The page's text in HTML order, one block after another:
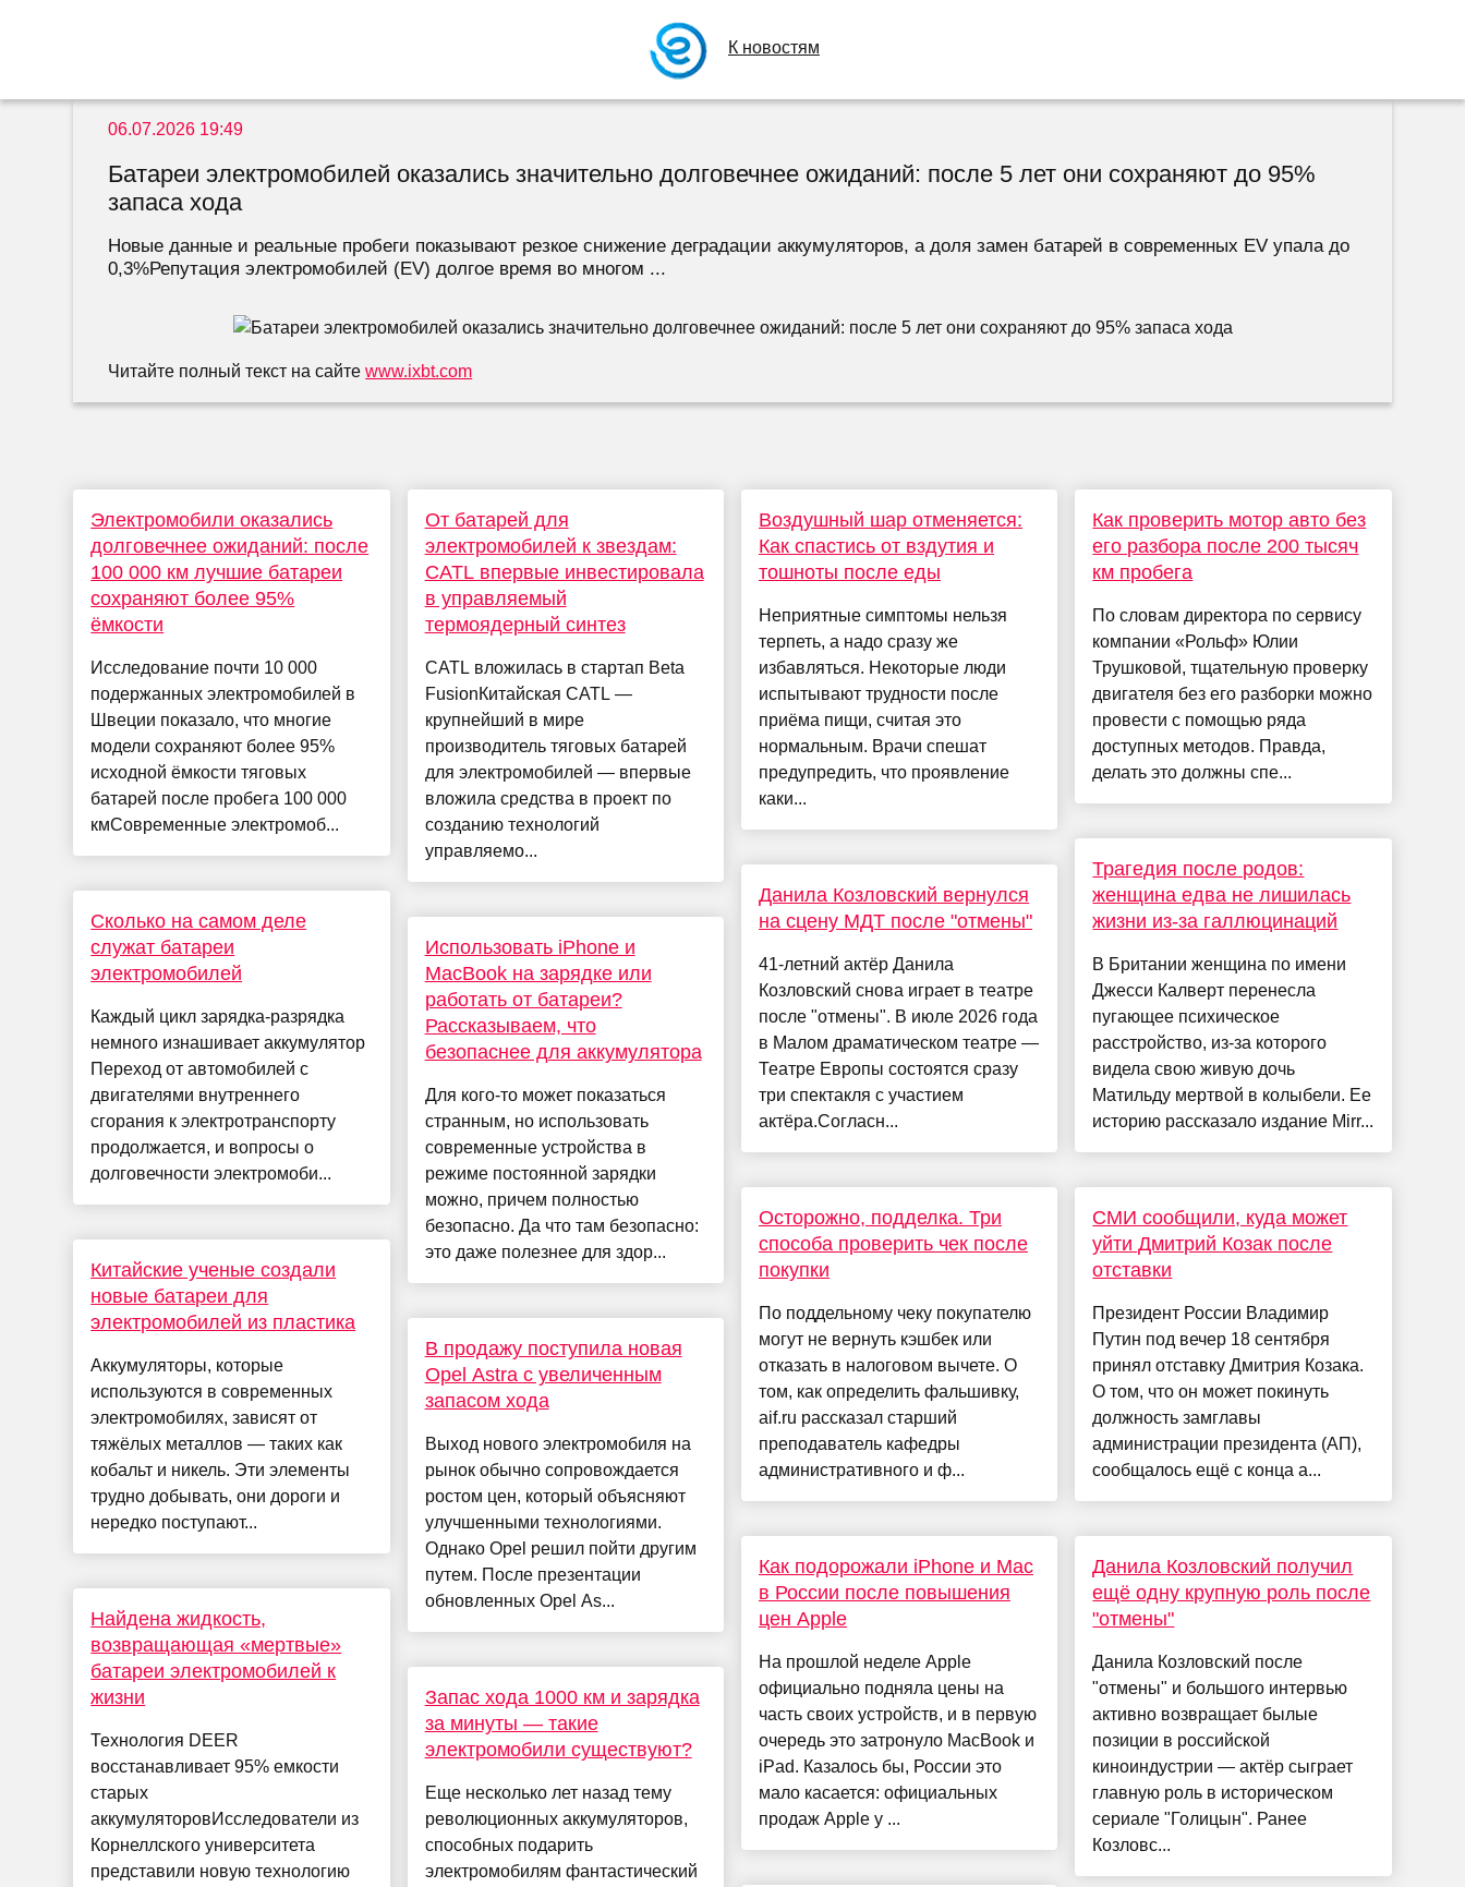
К новостям
06.07.2026 19:49
Батареи электромобилей оказались значительно долговечнее ожиданий: после 5 лет они сохраняют до 95%
запаса хода
Новые данные и реальные пробеги показывают резкое снижение деградации аккумуляторов, а доля замен батарей в современных EV упала до
0,3%Репутация электромобилей (EV) долгое время во многом ...
Читайте полный текст на сайтеwww.ixbt.com
Электромобили оказались
долговечнее ожиданий: после
100 000 км лучшие батареи
сохраняют более 95%
ёмкости
Исследование почти 10 000
подержанных электромобилей в
Швеции показало, что многие
модели сохраняют более 95%
исходной ёмкости тяговых
батарей после пробега 100 000
кмСовременные электромоб...
Сколько на самом деле
служат батареи
электромобилей
Каждый цикл зарядка-разрядка
немного изнашивает аккумулятор
Переход от автомобилей с
двигателями внутреннего
сгорания к электротранспорту
продолжается, и вопросы о
долговечности электромоби...
Китайские ученые создали
новые батареи для
электромобилей из пластика
Аккумуляторы, которые
используются в современных
электромобилях, зависят от
тяжёлых металлов — таких как
кобальт и никель. Эти элементы
трудно добывать, они дороги и
нередко поступают...
Найдена жидкость,
возвращающая «мертвые»
батареи электромобилей к
жизни
Технология DEER
восстанавливает 95% емкости
старых
аккумуляторовИсследователи из
Корнеллского университета
представили новую технологию
От батарей для
электромобилей к звездам:
CATL впервые инвестировала
в управляемый
термоядерный синтез
CATL вложилась в стартап Beta
FusionКитайская CATL —
крупнейший в мире
производитель тяговых батарей
для электромобилей — впервые
вложила средства в проект по
созданию технологий
управляемо...
Использовать iPhone и
MacBook на зарядке или
работать от батареи?
Рассказываем, что
безопаснее для аккумулятора
Для кого-то может показаться
странным, но использовать
современные устройства в
режиме постоянной зарядки
можно, причем полностью
безопасно. Да что там безопасно:
это даже полезнее для здор...
В продажу поступила новая
Opel Astra с увеличенным
запасом хода
Выход нового электромобиля на
рынок обычно сопровождается
ростом цен, который объясняют
улучшенными технологиями.
Однако Opel решил пойти другим
путем. После презентации
обновленных Opel As...
Запас хода 1000 км и зарядка
за минуты — такие
электромобили существуют?
Еще несколько лет назад тему
революционных аккумуляторов,
способных подарить
электромобилям фантастический
Воздушный шар отменяется:
Как спастись от вздутия и
тошноты после еды
Неприятные симптомы нельзя
терпеть, а надо сразу же
избавляться. Некоторые люди
испытывают трудности после
приёма пищи, считая это
нормальным. Врачи спешат
предупредить, что проявление
каки...
Данила Козловский вернулся
на сцену МДТ после "отмены"
41-летний актёр Данила
Козловский снова играет в театре
после "отмены". В июле 2026 года
в Малом драматическом театре —
Театре Европы состоятся сразу
три спектакля с участием
актёра.Согласн...
Осторожно, подделка. Три
способа проверить чек после
покупки
По поддельному чеку покупателю
могут не вернуть кэшбек или
отказать в налоговом вычете. О
том, как определить фальшивку,
aif.ru рассказал старший
преподаватель кафедры
административного и ф...
Как подорожали iPhone и Mac
в России после повышения
цен Apple
На прошлой неделе Apple
официально подняла цены на
часть своих устройств, и в первую
очередь это затронуло MacBook и
iPad. Казалось бы, России это
мало касается: официальных
продаж Apple у ...
Как проверить мотор авто без
его разбора после 200 тысяч
км пробега
По словам директора по сервису
компании «Рольф» Юлии
Трушковой, тщательную проверку
двигателя без его разборки можно
провести с помощью ряда
доступных методов. Правда,
делать это должны спе...
Трагедия после родов:
женщина едва не лишилась
жизни из-за галлюцинаций
В Британии женщина по имени
Джесси Калверт перенесла
пугающее психическое
расстройство, из-за которого
видела свою живую дочь
Матильду мертвой в колыбели. Ее
историю рассказало издание Mirr...
СМИ сообщили, куда может
уйти Дмитрий Козак после
отставки
Президент России Владимир
Путин под вечер 18 сентября
принял отставку Дмитрия Козака.
О том, что он может покинуть
должность замглавы
администрации президента (АП),
сообщалось ещё с конца а...
Данила Козловский получил
ещё одну крупную роль после
"отмены"
Данила Козловский после
"отмены" и большого интервью
активно возвращает былые
позиции в российской
киноиндустрии — актёр сыграет
главную роль в историческом
сериале "Голицын". Ранее
Козловс...